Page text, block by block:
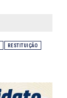
RESTITUIÇÃO